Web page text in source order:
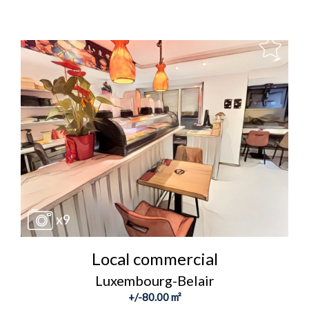
x9
Local commercial
Luxembourg-Belair
+/-80.00 m²